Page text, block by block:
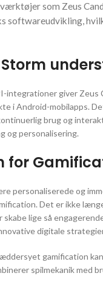
som Zeus
softwareudvikling,
giver Zeus
i Android-mobilapps.
brug og
og personalisering.
for
personaliserede og
Det er ikke
lige så
digitale
gamification
spilmekanik med